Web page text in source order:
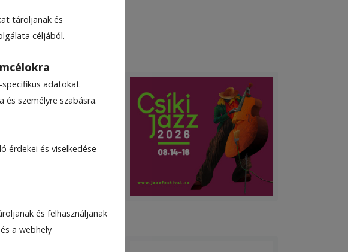
tároljanak és
céljából.
specifikus adatokat
és személyre szabásra.
érdekei és viselkedése
és felhasználjanak
a webhely
Gyer­
a Sövér
út menti